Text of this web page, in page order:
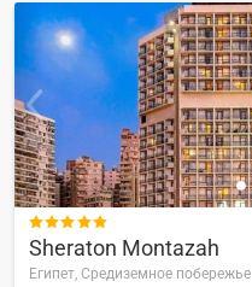

Sheraton Montazah
Египет, Средиземное побережье